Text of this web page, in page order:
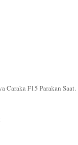
Caraka F15 Parakan Saat.